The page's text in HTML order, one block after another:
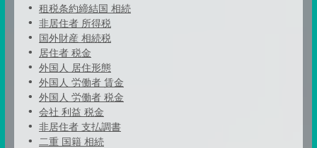
租税条約締結国 相続
非居住者 所得税
国外財産 相続税
居住者 税金
外国人 居住形態
外国人 労働者 賃金
外国人 労働者 税金
会社 利益 税金
非居住者 支払調書
二重 国籍 相続